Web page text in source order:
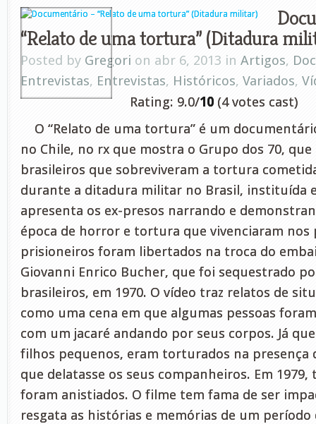
“Relato de uma tortura” (Ditadura
Posted by Gregori on abr 6, 2013 in Artigos,
Entrevistas, Entrevistas, Históricos, Variados,
Rating: 9.0/10 (4 votes cast)
O “Relato de uma tortura” é um
no Chile, no rx que mostra o Grupo dos 70, que
brasileiros que sobreviveram a tortura
durante a ditadura militar no Brasil, instituída
apresenta os ex-presos narrando e
época de horror e tortura que vivenciaram nos
prisioneiros foram libertados na troca do
Giovanni Enrico Bucher, que foi sequestrado
brasileiros, em 1970. O vídeo traz relatos de
como uma cena em que algumas pessoas
com um jacaré andando por seus corpos. Já
filhos pequenos, eram torturados na presença
que delatasse os seus companheiros. Em
foram anistiados. O filme tem fama de ser
resgata as histórias e memórias de um período